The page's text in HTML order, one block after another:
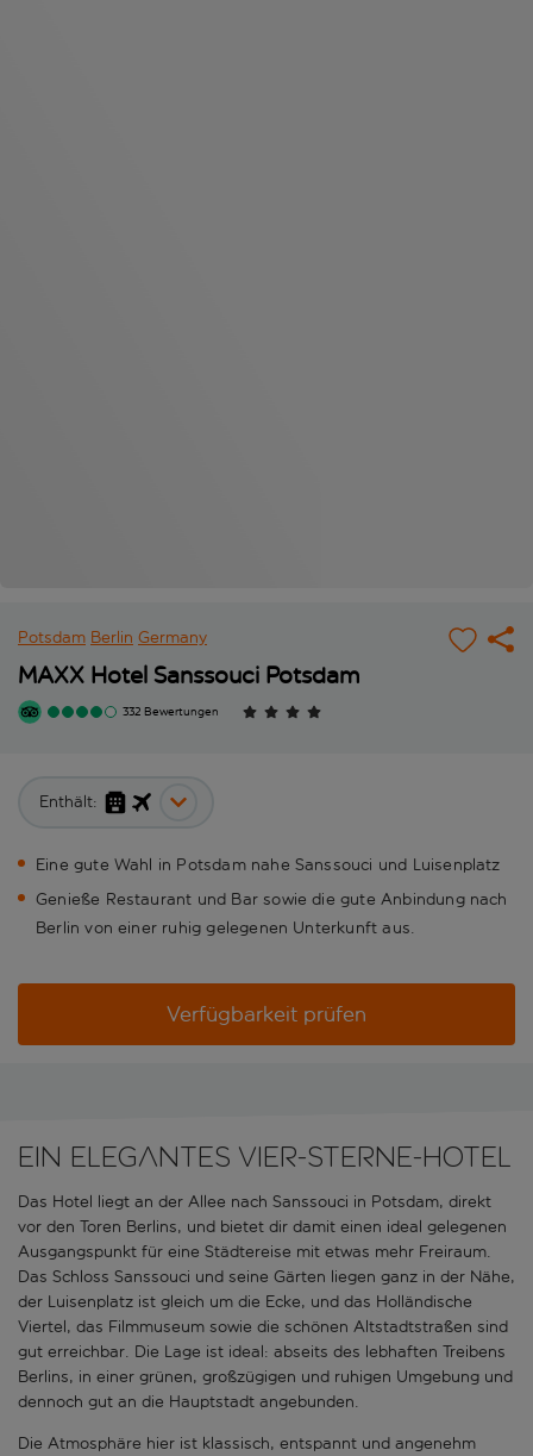
Potsdam Berlin Germany
MAXX Hotel Sanssouci Potsdam
332 Bewertungen
Enthält:
Eine gute Wahl in Potsdam nahe Sanssouci und Luisenplatz
Genieße Restaurant und Bar sowie die gute Anbindung nach
Berlin von einer ruhig gelegenen Unterkunft aus.
Verfügbarkeit prüfen
Ein elegantes Vier-Sterne-Hotel
Das Hotel liegt an der Allee nach Sanssouci in Potsdam, direkt
vor den Toren Berlins, und bietet dir damit einen ideal gelegenen
Ausgangspunkt für eine Städtereise mit etwas mehr Freiraum.
Das Schloss Sanssouci und seine Gärten liegen ganz in der Nähe,
der Luisenplatz ist gleich um die Ecke, und das Holländische
Viertel, das Filmmuseum sowie die schönen Altstadtstraßen sind
gut erreichbar. Die Lage ist ideal: abseits des lebhaften Treibens
Berlins, in einer grünen, großzügigen und ruhigen Umgebung und
dennoch gut an die Hauptstadt angebunden.
Die Atmosphäre hier ist klassisch, entspannt und angenehm